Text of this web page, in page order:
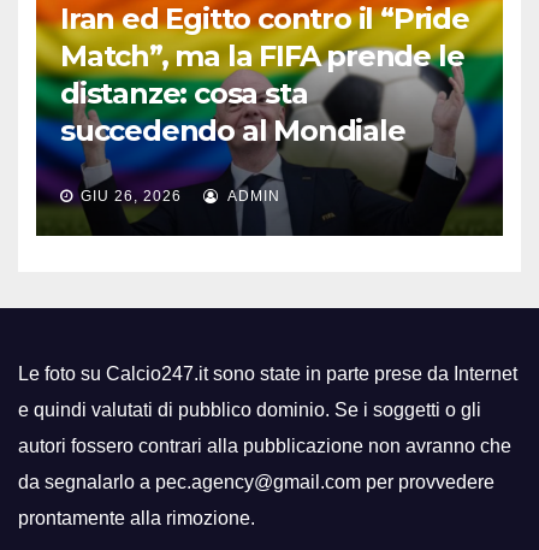
Iran ed Egitto contro il “Pride
Match”, ma la FIFA prende le
distanze: cosa sta
succedendo al Mondiale
GIU 26, 2026 ADMIN
Le foto su Calcio247.it sono state in parte prese da Internet
e quindi valutati di pubblico dominio. Se i soggetti o gli
autori fossero contrari alla pubblicazione non avranno che
da segnalarlo a pec.agency@gmail.com per provvedere
prontamente alla rimozione.